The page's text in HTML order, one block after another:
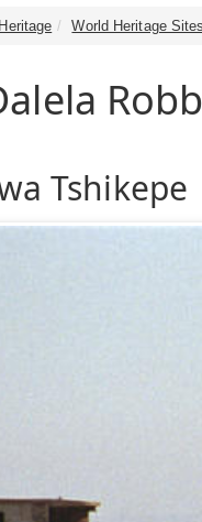
World Heritage Sites
Tshikepe